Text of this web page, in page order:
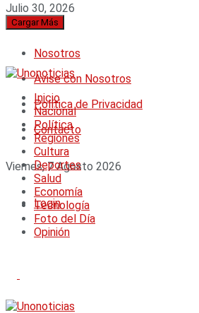
Julio 30, 2026
Cargar Más
Nosotros
Avise con Nosotros
Política de Privacidad
Contacto
Viernes, 7 Agosto 2026
Login
Inicio
Nacional
Política
Regiones
Cultura
Deportes
Salud
Economía
Tecnología
Foto del Día
Opinión